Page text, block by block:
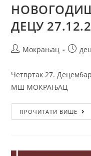
ДЕЦУ
Мокрањац
Четвртак 27.
МШ МОКРАЊАЦ
ПРОЧИТАТИ ВИШЕ